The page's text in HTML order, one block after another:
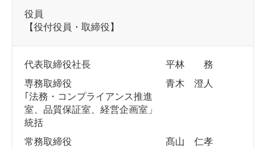
役員
【役付役員・取締役】
代表取締役社長
平林 務
専務取締役
｢法務・コンプライアンス推進
室、品質保証室、経営企画室」
統括
青木 澄人
常務取締役
髙山 仁孝